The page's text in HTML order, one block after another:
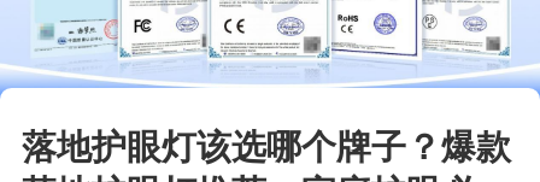
落地护眼灯该选哪个牌子？爆款